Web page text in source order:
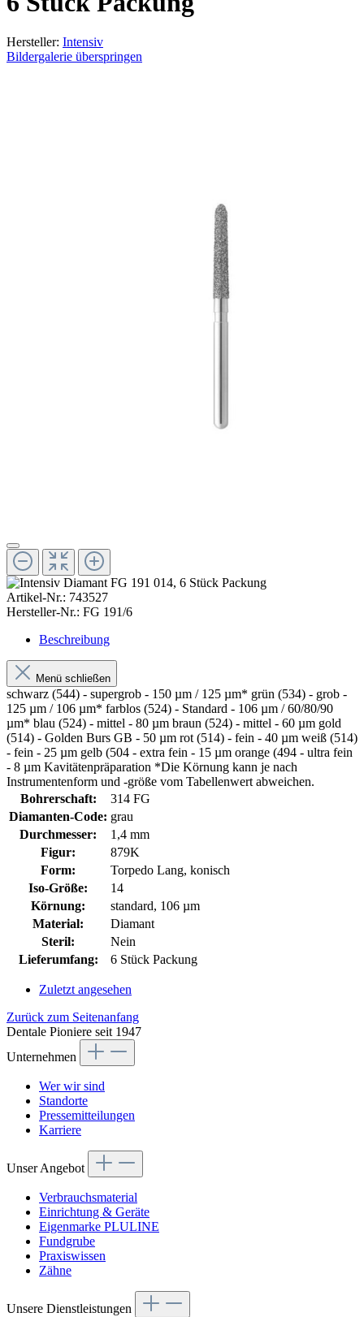
Hersteller: Intensiv
Bildergalerie überspringen
Artikel-Nr.: 743527
Hersteller-Nr.: FG 191/6
Beschreibung
Menü schließen
schwarz (544) - supergrob - 150 µm / 125 µm* grün (534) - grob -
125 µm / 106 µm* farblos (524) - Standard - 106 µm / 60/80/90
µm* blau (524) - mittel - 80 µm braun (524) - mittel - 60 µm gold
(514) - Golden Burs GB - 50 µm rot (514) - fein - 40 µm weiß (514)
- fein - 25 µm gelb (504 - extra fein - 15 µm orange (494 - ultra fein
- 8 µm Kavitätenpräparation *Die Körnung kann je nach
Instrumentenform und -größe vom Tabellenwert abweichen.
Bohrerschaft:
314 FG
Diamanten-Code: grau
Durchmesser:
1,4 mm
Figur:
879K
Form:
Torpedo Lang, konisch
Iso-Größe:
14
Körnung:
standard, 106 µm
Material:
Diamant
Steril:
Nein
Lieferumfang:
6 Stück Packung
Zuletzt angesehen
Zurück zum Seitenanfang
Dentale Pioniere seit 1947
Unternehmen
Wer wir sind
Standorte
Pressemitteilungen
Karriere
Unser Angebot
Verbrauchsmaterial
Einrichtung & Geräte
Eigenmarke PLULINE
Fundgrube
Praxiswissen
Zähne
Unsere Dienstleistungen